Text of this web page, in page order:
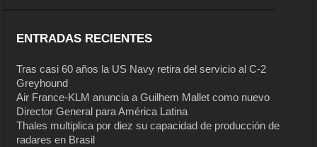
ENTRADAS RECIENTES
Tras casi 60 años la US Navy retira del servicio al C-2
Greyhound
Air France-KLM anuncia a Guilhem Mallet como nuevo
Director General para América Latina
Thales multiplica por diez su capacidad de producción de
radares en Brasil